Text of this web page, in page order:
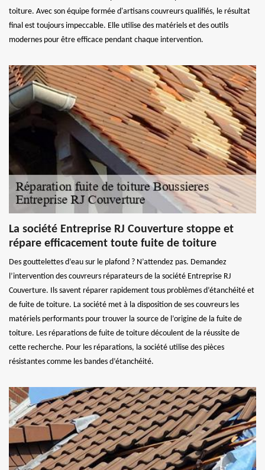
toiture. Avec son équipe formée d'artisans couvreurs qualifiés, le résultat
final est toujours impeccable. Elle utilise des matériels et des outils
modernes pour être efficace pendant chaque intervention.
La société Entreprise RJ Couverture stoppe et
répare efficacement toute fuite de toiture
Des gouttelettes d’eau sur le plafond ? N’attendez pas. Demandez
l’intervention des couvreurs réparateurs de la société Entreprise RJ
Couverture. Ils savent réparer rapidement tous problèmes d’étanchéité et
de fuite de toiture. La société met à la disposition de ses couvreurs les
matériels performants pour trouver la source de l’origine de la fuite de
toiture. Les réparations de fuite de toiture découlent de la réussite de
cette recherche. Pour les réparations, la société utilise des pièces
résistantes comme les bandes d’étanchéité.